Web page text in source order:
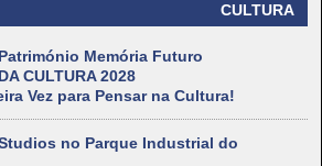
CULTURA
Memória Futuro
CULTURA 2028
Vez para Pensar na Cultura!
no Parque Industrial do